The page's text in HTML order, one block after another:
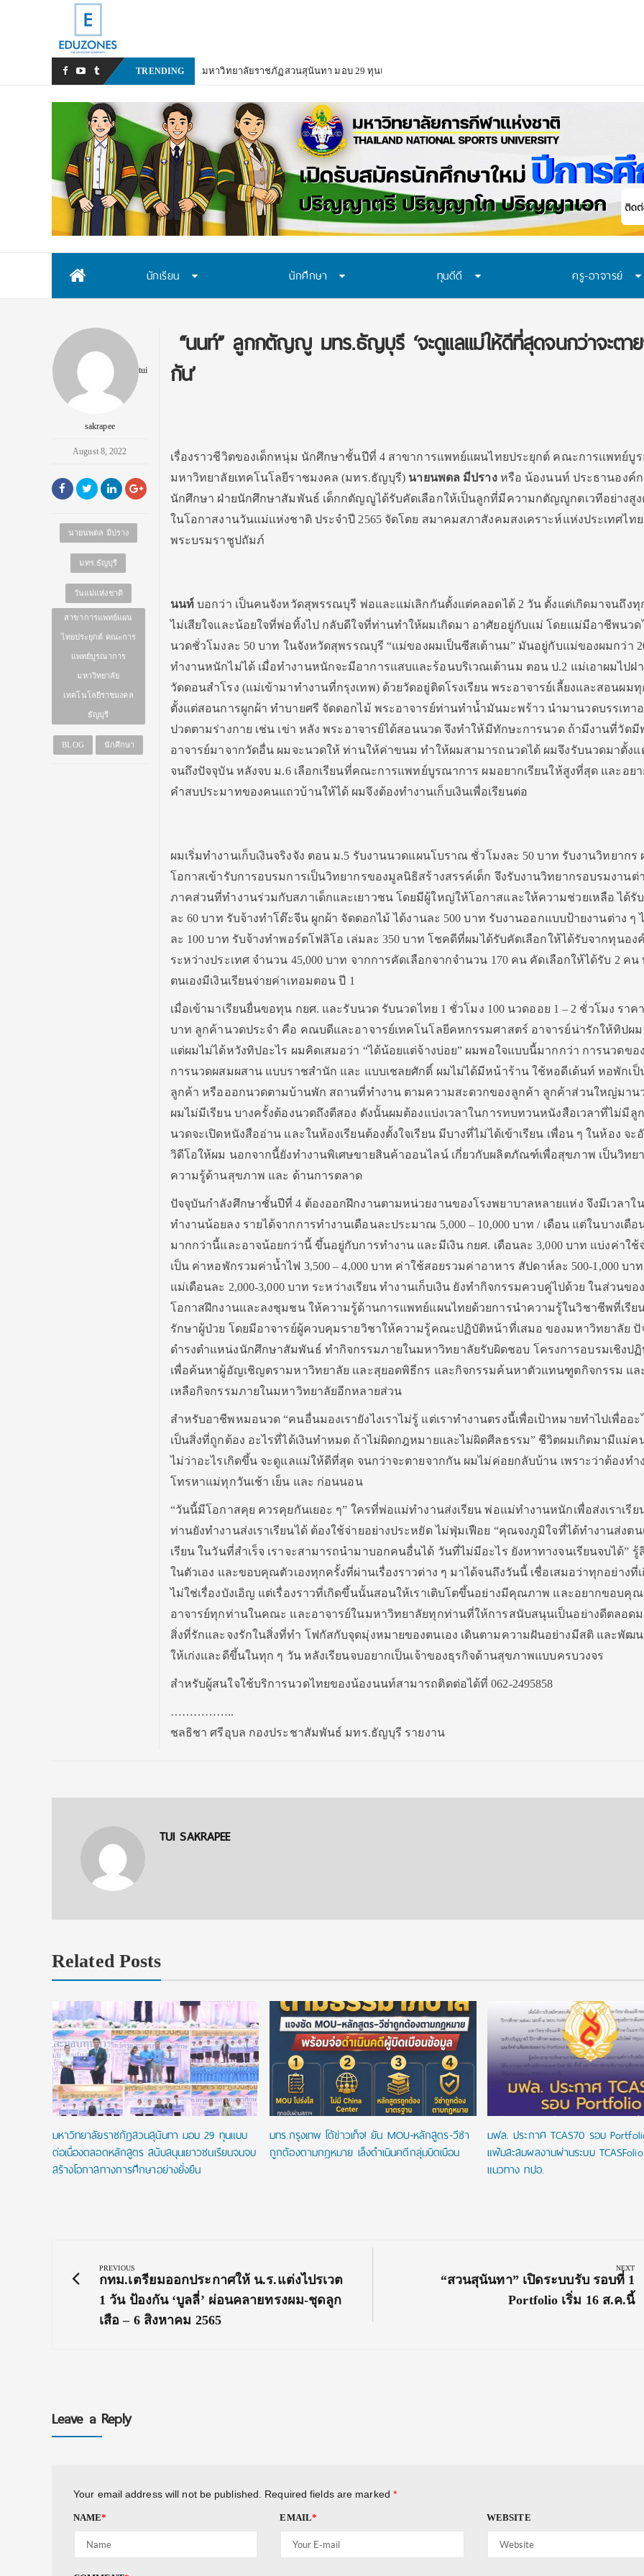
TRENDING มหาวิทยาลัยราชภัฏสวนสุนันทา มอบ 29 ทุนแบบต่อเนื่องตลอดหลักสูตร สนับสนุนเยาวชนเรียนจนจบ สร้างโอกา
นักเรียน นักศึกษา ทุนดีดี ครู-อาจารย์
tui
sakrapee
August 8, 2022
นายนพดล มีปราง
มทร.ธัญบุรี
วันแม่แห่งชาติ
สาขาการแพทย์แผน
ไทยประยุกต์ คณะการ
แพทย์บูรณาการ
มหาวิทยาลัย
เทคโนโลยีราชมงคล
ธัญบุรี
BLOG นักศึกษา
“นนท์” ลูกกตัญญู มทร.ธัญบุรี ‘จะดูแลแม่ให้ดีที่สุดจนกว่าจะตา
กัน’
เรื่องราวชีวิตของเด็กหนุ่ม นักศึกษาชั้นปีที่ 4 สาขาการแพทย์แผนไทยประยุกต์ คณะการแพทย์บู
มหาวิทยาลัยเทคโนโลยีราชมงคล (มทร.ธัญบุรี) นายนพดล มีปรางหรือ น้องนนท์ ประธานองค์ก
นักศึกษา ฝ่ายนักศึกษาสัมพันธ์ เด็กกตัญญูได้รับคัดเลือกให้เป็นลูกที่มีความกตัญญูกตเวทีอย่างสู
ในโอกาสงานวันแม่แห่งชาติ ประจำปี 2565 จัดโดย สมาคมสภาสังคมสงเคราะห์แห่งประเทศไท
พระบรมราชูปถัมภ์
นนท์ บอกว่า เป็นคนจังหวัดสุพรรณบุรี พ่อและแม่เลิกกันตั้งแต่คลอดได้ 2 วัน ตั้งแต่เกิดมาจนถึง
ไม่เสียใจและน้อยใจที่พ่อทิ้งไป กลับดีใจที่ท่านทำให้ผมเกิดมา อาศัยอยู่กับแม่ โดยแม่มีอาชีพนวด
นวดชั่วโมงละ 50 บาท ในจังหวัดสุพรรณบุรี “แม่ของผมเป็นซีสเต้านม” มันอยู่กับแม่ของผมกว่า
ทำงานหนักไม่ได้ เมื่อทำงานหนักจะมีอาการแสบและร้อนบริเวณเต้านม ตอน ป.2 แม่เอาผมไปฝ
วัดดอนสำโรง (แม่เข้ามาทำงานที่กรุงเทพ) ด้วยวัดอยู่ติดโรงเรียน พระอาจารย์เลี้ยงและสอนผมทุ
ตั้งแต่สอนการผูกผ้า ทำบายศรี จัดดอกไม้ พระอาจารย์ท่านทำน้ำมันมะพร้าว นำมานวดบรรเทา
ปวดตามร่างกาย เช่น เข่า หลัง พระอาจารย์ได้สอนนวด จึงทำให้มีทักษะการนวด ถ้ามีงานที่วัดมี
อาจารย์มาจากวัดอื่น ผมจะนวดให้ ท่านให้ค่าขนม ทำให้ผมสามารถนวดได้ ผมจึงรับนวดมาตั้งแ
จนถึงปัจจุบัน หลังจบ ม.6 เลือกเรียนที่คณะการแพทย์บูรณาการ ผมอยากเรียนให้สูงที่สุด และอย
คำสบประมาทของคนแถวบ้านให้ได้ ผมจึงต้องทำงานเก็บเงินเพื่อเรียนต่อ
ผมเริ่มทำงานเก็บเงินจริงจัง ตอน ม.5 รับงานนวดแผนโบราณ ชั่วโมงละ 50 บาท รับงานวิทยากร
โอกาสเข้ารับการอบรมการเป็นวิทยากรของมูลนิธิสร้างสรรค์เด็ก จึงรับงานวิทยากรอบรมงานต่
ภาคส่วนที่ทำงานร่วมกับสภาเด็กและเยาวชน โดยมีผู้ใหญ่ให้โอกาสและให้ความช่วยเหลือ ได้รั
ละ 60 บาท รับจ้างทำโต๊ะจีน ผูกผ้า จัดดอกไม้ ได้งานละ 500 บาท รับงานออกแบบป้ายงานต่าง ๆ
ละ 100 บาท รับจ้างทำพอร์ตโฟลิโอ เล่มละ 350 บาท โชคดีที่ผมได้รับคัดเลือกให้ได้รับจากทุนอง
ระหว่างประเทศ จำนวน 45,000 บาท จากการคัดเลือกจากจำนวน 170 คน คัดเลือกให้ได้รับ 2 คน
ตนเองมีเงินเรียนจ่ายค่าเทอมตอน ปี 1
เมื่อเข้ามาเรียนยื่นขอทุน กยศ. และรับนวด รับนวดไทย 1 ชั่วโมง 100 นวดออย 1 – 2 ชั่วโมง ราค
บาท ลูกค้านวดประจำ คือ คณบดีและอาจารย์เทคโนโลยีคหกรรมศาสตร์ อาจารย์น่ารักให้ทิปผม
แต่ผมไม่ได้หวังทิปอะไร ผมคิดเสมอว่า “ได้น้อยแต่จ้างบ่อย” ผมพอใจแบบนี้มากกว่า การนวดขอ
การนวดผสมผสาน แบบราชสำนัก และ แบบเชลยศักดิ์ ผมไม่ได้มีหน้าร้าน ใช้หอดีเด้นท์ หอพักเ
ลูกค้า หรือออกนวดตามบ้านพัก สถานที่ทำงาน ตามความสะดวกของลูกค้า ลูกค้าส่วนใหญ่มาน
ผมไม่มีเรียน บางครั้งต้องนวดถึงตีสอง ดังนั้นผมต้องแบ่งเวลาในการทบทวนหนังสือเวลาที่ไม่มีลู
นวดจะเปิดหนังสืออ่าน และในห้องเรียนต้องตั้งใจเรียน มีบางที่ไม่ได้เข้าเรียน เพื่อน ๆ ในห้อง จะ
วิดีโอให้ผม นอกจากนี้ยังทำงานพิเศษขายสินค้าออนไลน์ เกี่ยวกับผลิตภัณฑ์เพื่อสุขภาพ เป็นวิทย
ความรู้ด้านสุขภาพ และ ด้านการตลาด
ปัจจุบันกำลังศึกษาชั้นปีที่ 4 ต้องออกฝึกงานตามหน่วยงานของโรงพยาบาลหลายแห่ง จึงมีเวลาใ
ทำงานน้อยลง รายได้จากการทำงานเดือนละประมาณ 5,000 – 10,000 บาท / เดือน แต่ในบางเดือ
มากกว่านี้และอาจน้อยกว่านี้ ขึ้นอยู่กับการทำงาน และมีเงิน กยศ. เดือนละ 3,000 บาท แบ่งค่าใช้
เป็น ค่าหอพักรวมค่าน้ำไฟ 3,500 – 4,000 บาท ค่าใช้สอยรวมค่าอาหาร สัปดาห์ละ 500-1,000 บา
แม่เดือนละ 2,000-3,000 บาท ระหว่างเรียน ทำงานเก็บเงิน ยังทำกิจกรรมควบคู่ไปด้วย ในส่วนข
โอกาสฝึกงานและลงชุมชน ให้ความรู้ด้านการแพทย์แผนไทยด้วยการนำความรู้ในวิชาชีพที่เรีย
รักษาผู้ป่วย โดยมีอาจารย์ผู้ควบคุมรายวิชาให้ความรู้คณะปฏิบัติหน้าที่เสมอ ของมหาวิทยาลัย ปั
ดำรงตำแหน่งนักศึกษาสัมพันธ์ ทำกิจกรรมภายในมหาวิทยาลัยรับผิดชอบ โครงการอบรมเชิงปฏิ
เพื่อค้นหาผู้อัญเชิญตรามหาวิทยาลัย และสุยอดพิธีกร และกิจกรรมค้นหาตัวแทนฑูตกิจกรรม แล
เหลือกิจกรรมภายในมหาวิทยาลัยอีกหลายส่วน
สำหรับอาชีพหมอนวด “คนอื่นมองเรายังไงเราไม่รู้ แต่เราทำงานตรงนี้เพื่อเป้าหมายทำไปเพื่ออะ
เป็นสิ่งที่ถูกต้อง อะไรที่ได้เงินทำหมด ถ้าไม่ผิดกฎหมายและไม่ผิดศีลธรรม” ชีวิตผมเกิดมามีแม่ค
ไม่ว่าอะไรเกิดขึ้น จะดูแลแม่ให้ดีที่สุด จนกว่าจะตายจากกัน ผมไม่ค่อยกลับบ้าน เพราะว่าต้องทำ
โทรหาแม่ทุกวันเช้า เย็น และ ก่อนนอน
“วันนี้มีโอกาสคุย ควรคุยกันเยอะ ๆ” ใครที่พ่อแม่ทำงานส่งเรียน พ่อแม่ทำงานหนักเพื่อส่งเราเรี
ท่านยังทำงานส่งเราเรียนได้ ต้องใช้จ่ายอย่างประหยัด ไม่ฟุ่มเฟือย “คุณจงภูมิใจที่ได้ทำงานส่งตน
เรียน ในวันที่สำเร็จ เราจะสามารถนำมาบอกคนอื่นได้ วันที่ไม่มีอะไร ยังหาทางจนเรียนจบได้” รู้
ในตัวเอง และขอบคุณตัวเองทุกครั้งที่ผ่านเรื่องราวต่าง ๆ มาได้จนถึงวันนี้ เชื่อเสมอว่าทุกอย่างที่
ไม่ใช่เรื่องบังเอิญ แต่เรื่องราวที่เกิดขึ้นนั้นสอนให้เราเติบโตขึ้นอย่างมีคุณภาพ และอยากขอบคุณ
อาจารย์ทุกท่านในคณะ และอาจารย์ในมหาวิทยาลัยทุกท่านที่ให้การสนับสนุนเป็นอย่างดีตลอด
สิ่งที่รักและจงรักในสิ่งที่ทำ โฟกัสกับจุดมุ่งหมายของตนเอง เดินตามความฝันอย่างมีสติ และพัฒน
ให้เก่งและดีขึ้นในทุก ๆ วัน หลังเรียนจบอยากเป็นเจ้าของธุรกิจด้านสุขภาพแบบครบวงจร
สำหรับผู้สนใจใช้บริการนวดไทยของน้องนนท์สามารถติดต่อได้ที่ 062-2495858
……………..
ชลธิชา ศรีอุบล กองประชาสัมพันธ์ มทร.ธัญบุรี รายงาน
TUI SAKRAPEE
Related Posts
มหาวิทยาลัยราชภัฏสวนสุนันทา มอบ 29 ทุนแบบ
ต่อเนื่องตลอดหลักสูตร สนับสนุนเยาวชนเรียนจนจบ
สร้างโอกาสทางการศึกษาอย่างยั่งยืน
มทร.กรุงเทพ โต้ข่าวเท็จ! ยัน MOU-หลักสูตร-วีซ่า
ถูกต้องตามกฎหมาย เล็งดำเนินคดีกลุ่มบิดเบือน
มฟล. ประกาศ TCAS70 รอบ
แฟ้มสะสมผลงานผ่านระบบ
แนวทาง ทปอ.
navigation
PREVIOUS
Previous
Post:
กทม.เตรียมออกประกาศให้ น.ร.แต่งไปรเวต
1 วัน ป้องกัน ‘บูลลี่’ ผ่อนคลายทรงผม-ชุดลูก
เสือ – 6 สิงหาคม 2565
NEXT
Next
“สวนสุนันทา” เปิดระบบรับ รอบที่ 1
Portfolio เริ่ม 16 ส.ค.นี้
Leave a Reply
Your email address will not be published. Required fields are marked *
NAME* EMAIL* WEBSITE